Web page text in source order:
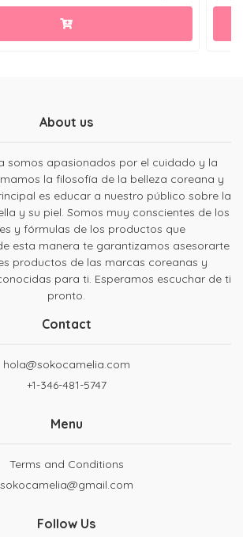
About us
somos apasionados por el cuidado y la
la filosofía de la belleza coreana y
es educar a nuestro público sobre la
y su piel. Somos muy conscientes de los
y fórmulas de los productos que
esta manera te garantizamos asesorarte
productos de las marcas coreanas y
para ti. Esperamos escuchar de ti
pronto.
Contact
hola@sokocamelia.com
+1-346-481-5747
Menu
Terms and Conditions
sokocamelia@gmail.com
Follow Us